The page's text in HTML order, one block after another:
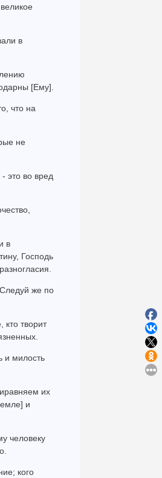
в
[Ему].
что на
не
это во вред
в
Господь
же по
кто творит
и милость
их
и
человеку
кого